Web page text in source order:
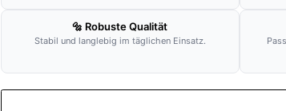
🔩 Robuste Qualität
Stabil und langlebig im täglichen Einsatz.